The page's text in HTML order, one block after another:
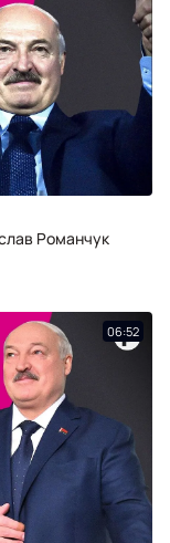
Романчук
06:52